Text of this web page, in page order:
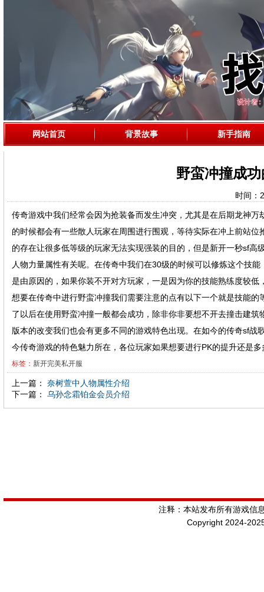
网站首页 背景故事 新手指南
野蛮冲撞成
时间：
传奇游戏中我们经常会因为抢装备而发生冲突，尤其是在后期龙神
的时候都会有一些散人玩家在周围进行围观，等待实际在冲上前站
的存在让很多低等级的玩家无法实现强装的目的，但是新开一秒sf
人物力量属性有关呢。在传奇中我们在30级的时候可以修炼这个技
是由原因的，如果你装不开对方玩家，一是因为你的技能熟练度较
想要在传奇中进行野蛮冲撞我们需要注意的点有以下一个就是技能
了以后在使用野蛮冲撞一般都会成功，除非你非要想不开去撞击建
版本的改变我们也会有更多不同的游戏特色出现。在如今的传奇sf
今传奇游戏的特色魅力所在，各位玩家如果想要进行PK的提升还是
标签： 新开完美私开服
上一篇： 奈树萱中人物属性介绍
下一篇： 乌孙念霜铂金会员介绍
注释：本站发布所有游戏信
Copyright 2024-